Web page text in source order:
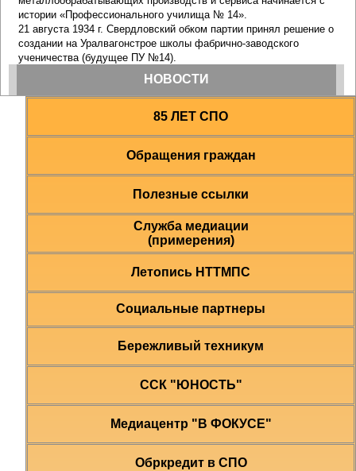
85 ЛЕТ СПО
Обращения граждан
Полезные ссылки
Служба медиации
(примерения)
Летопись НТТМПС
Социальные партнеры
Бережливый техникум
ССК "ЮНОСТЬ"
Медиацентр "В ФОКУСЕ"
Обркредит в СПО